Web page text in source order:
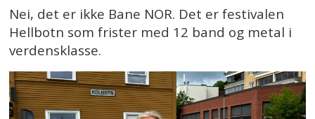
Nei, det er ikke Bane NOR. Det er festivalen
Hellbotn som frister med 12 band og metal i
verdensklasse.